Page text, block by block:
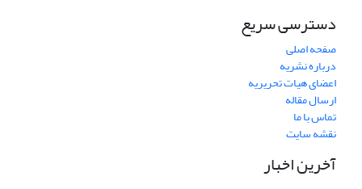
دسترسی سریع
صفحه اصلی
درباره نشریه
اعضای هیات تحریریه
ارسال مقاله
تماس با ما
نقشه سایت
آخرین اخبار